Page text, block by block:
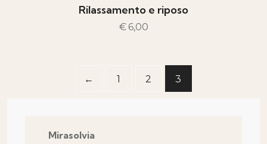
AGGIUNGI AL CARRELLO
Rilassamento e riposo
€ 6,00
← 1 2 3
Mirasolvia